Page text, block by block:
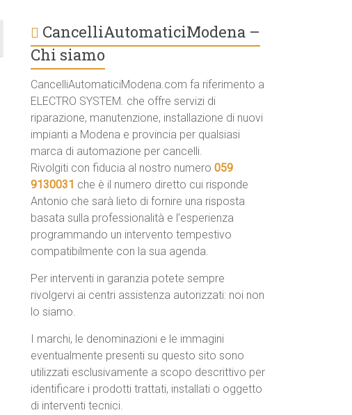
CancelliAutomaticiModena –
Chi siamo
CancelliAutomaticiModena.com fa riferimento a
ELECTRO SYSTEM. che offre servizi di
riparazione, manutenzione, installazione di nuovi
impianti a Modena e provincia per qualsiasi
marca di automazione per cancelli.
Rivolgiti con fiducia al nostro numero059
9130031 che è il numero diretto cui risponde
Antonio che sarà lieto di fornire una risposta
basata sulla professionalità e l’esperienza
programmando un intervento tempestivo
compatibilmente con la sua agenda.
Per interventi in garanzia potete sempre
rivolgervi ai centri assistenza autorizzati: noi non
lo siamo.
I marchi, le denominazioni e le immagini
eventualmente presenti su questo sito sono
utilizzati esclusivamente a scopo descrittivo per
identificare i prodotti trattati, installati o oggetto
di interventi tecnici.